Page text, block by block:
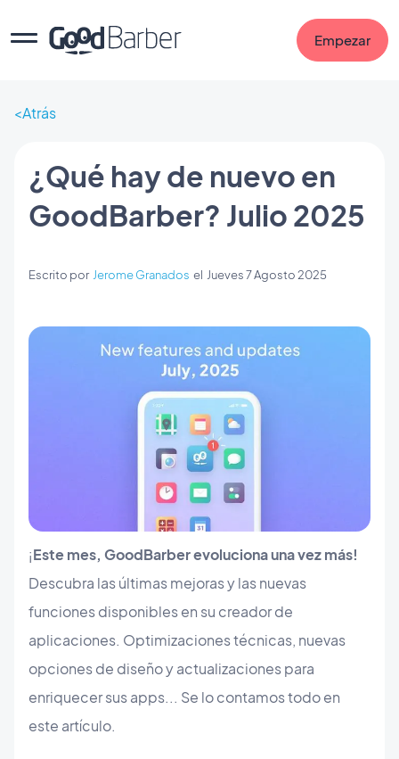
Empezar
Atrás
¿Qué hay de nuevo en
GoodBarber? Julio 2025
Escrito por Jerome Granados el Jueves 7 Agosto 2025
¡Este mes, GoodBarber evoluciona una vez más!
Descubra las últimas mejoras y las nuevas
funciones disponibles en su creador de
aplicaciones. Optimizaciones técnicas, nuevas
opciones de diseño y actualizaciones para
enriquecer sus apps... Se lo contamos todo en
este artículo.